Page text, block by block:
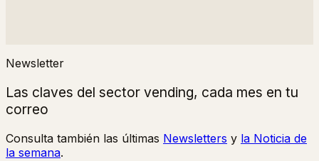
Newsletter
Las claves del sector vending, cada mes en tu
correo
Consulta también las últimas Newsletters y la Noticia de
la semana.